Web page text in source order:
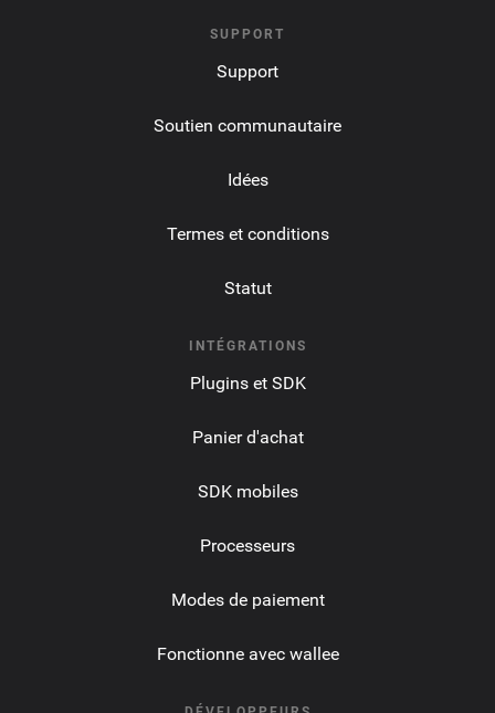
SUPPORT
Support
Soutien communautaire
Idées
Termes et conditions
Statut
INTÉGRATIONS
Plugins et SDK
Panier d'achat
SDK mobiles
Processeurs
Modes de paiement
Fonctionne avec wallee